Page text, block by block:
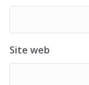
Site web